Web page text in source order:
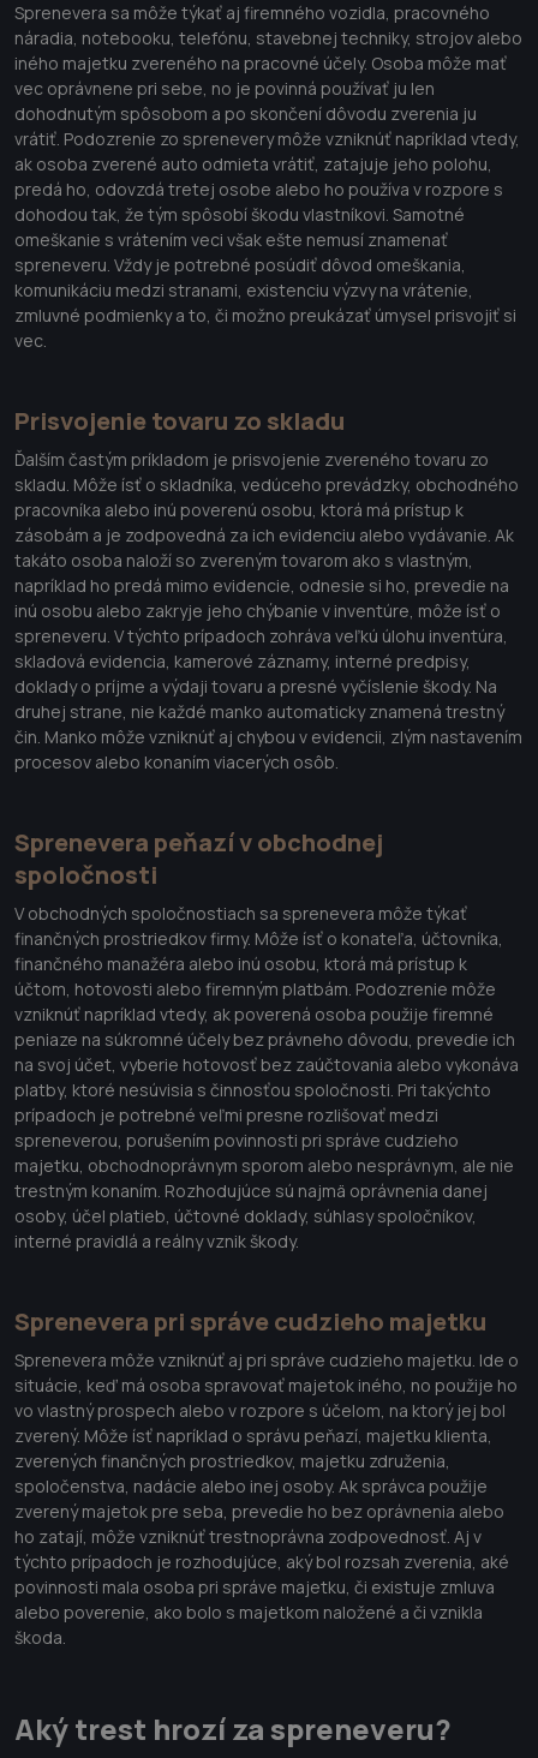
Sprenevera sa môže týkať aj firemného vozidla, pracovného
náradia, notebooku, telefónu, stavebnej techniky, strojov alebo
iného majetku zvereného na pracovné účely. Osoba môže mať
vec oprávnene pri sebe, no je povinná používať ju len
dohodnutým spôsobom a po skončení dôvodu zverenia ju
vrátiť. Podozrenie zo sprenevery môže vzniknúť napríklad vtedy,
ak osoba zverené auto odmieta vrátiť, zatajuje jeho polohu,
predá ho, odovzdá tretej osobe alebo ho používa v rozpore s
dohodou tak, že tým spôsobí škodu vlastníkovi. Samotné
omeškanie s vrátením veci však ešte nemusí znamenať
spreneveru. Vždy je potrebné posúdiť dôvod omeškania,
komunikáciu medzi stranami, existenciu výzvy na vrátenie,
zmluvné podmienky a to, či možno preukázať úmysel prisvojiť si
vec.
Prisvojenie tovaru zo skladu
Ďalším častým príkladom je prisvojenie zvereného tovaru zo
skladu. Môže ísť o skladníka, vedúceho prevádzky, obchodného
pracovníka alebo inú poverenú osobu, ktorá má prístup k
zásobám a je zodpovedná za ich evidenciu alebo vydávanie. Ak
takáto osoba naloží so zvereným tovarom ako s vlastným,
napríklad ho predá mimo evidencie, odnesie si ho, prevedie na
inú osobu alebo zakryje jeho chýbanie v inventúre, môže ísť o
spreneveru. V týchto prípadoch zohráva veľkú úlohu inventúra,
skladová evidencia, kamerové záznamy, interné predpisy,
doklady o príjme a výdaji tovaru a presné vyčíslenie škody. Na
druhej strane, nie každé manko automaticky znamená trestný
čin. Manko môže vzniknúť aj chybou v evidencii, zlým nastavením
procesov alebo konaním viacerých osôb.
Sprenevera peňazí v obchodnej
spoločnosti
V obchodných spoločnostiach sa sprenevera môže týkať
finančných prostriedkov firmy. Môže ísť o konateľa, účtovníka,
finančného manažéra alebo inú osobu, ktorá má prístup k
účtom, hotovosti alebo firemným platbám. Podozrenie môže
vzniknúť napríklad vtedy, ak poverená osoba použije firemné
peniaze na súkromné účely bez právneho dôvodu, prevedie ich
na svoj účet, vyberie hotovosť bez zaúčtovania alebo vykonáva
platby, ktoré nesúvisia s činnosťou spoločnosti. Pri takýchto
prípadoch je potrebné veľmi presne rozlišovať medzi
spreneverou, porušením povinnosti pri správe cudzieho
majetku, obchodnoprávnym sporom alebo nesprávnym, ale nie
trestným konaním. Rozhodujúce sú najmä oprávnenia danej
osoby, účel platieb, účtovné doklady, súhlasy spoločníkov,
interné pravidlá a reálny vznik škody.
Sprenevera pri správe cudzieho majetku
Sprenevera môže vzniknúť aj pri správe cudzieho majetku. Ide o
situácie, keď má osoba spravovať majetok iného, no použije ho
vo vlastný prospech alebo v rozpore s účelom, na ktorý jej bol
zverený. Môže ísť napríklad o správu peňazí, majetku klienta,
zverených finančných prostriedkov, majetku združenia,
spoločenstva, nadácie alebo inej osoby. Ak správca použije
zverený majetok pre seba, prevedie ho bez oprávnenia alebo
ho zatají, môže vzniknúť trestnoprávna zodpovednosť. Aj v
týchto prípadoch je rozhodujúce, aký bol rozsah zverenia, aké
povinnosti mala osoba pri správe majetku, či existuje zmluva
alebo poverenie, ako bolo s majetkom naložené a či vznikla
škoda.
Aký trest hrozí za spreneveru?